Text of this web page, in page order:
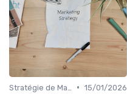
• 15/01/2026